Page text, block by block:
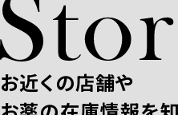
お近くの店舗や